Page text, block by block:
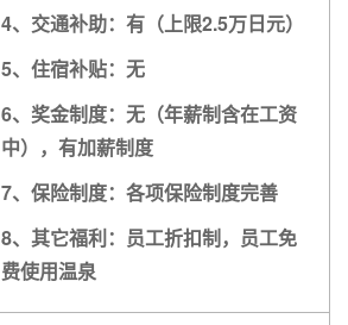
4、交通补助：有（上限2.5万日元）
5、住宿补贴：无
6、奖金制度：无（年薪制含在工资
中），有加薪制度
7、保险制度：各项保险制度完善
8、其它福利：员工折扣制，员工免
费使用温泉